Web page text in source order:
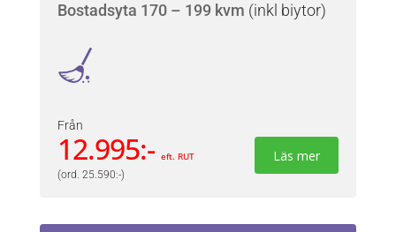
Bostadsyta 170 – 199 kvm (inkl biytor)
Från
12.995:- eft. RUT Läs mer
(ord. 25.590:-)